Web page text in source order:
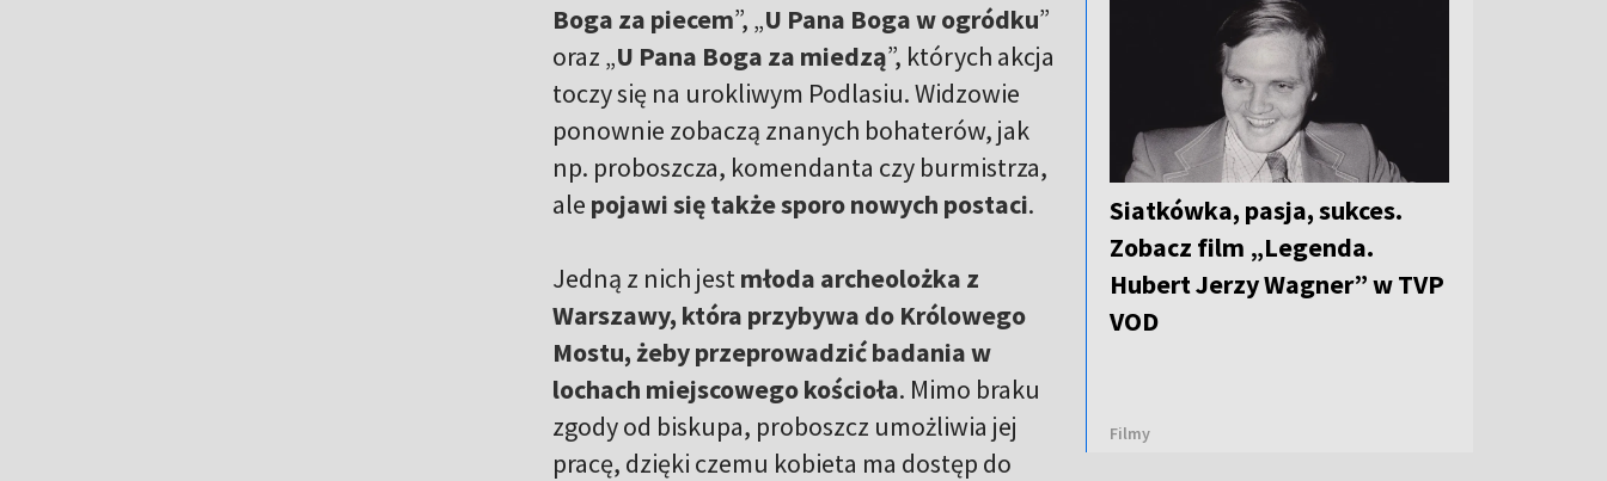
Siatkówka, pasja, sukces.
Zobacz film „Legenda.
Hubert Jerzy Wagner” w TVP
VOD
Filmy
Boga za piecem”, „U Pana Boga w ogródku”
oraz „U Pana Boga za miedzą”, których akcja
toczy się na urokliwym Podlasiu. Widzowie
ponownie zobaczą znanych bohaterów, jak
np. proboszcza, komendanta czy burmistrza,
ale pojawi się także sporo nowych postaci.
Jedną z nich jestmłoda archeolożka z
Warszawy, która przybywa do Królowego
Mostu, żeby przeprowadzić badania w
lochach miejscowego kościoła. Mimo braku
zgody od biskupa, proboszcz umożliwia jej
pracę, dzięki czemu kobieta ma dostęp do